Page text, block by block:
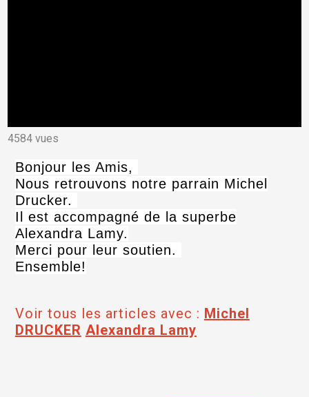
4584 vues
Bonjour les Amis,
Nous retrouvons notre parrain Michel
Drucker.
Il est accompagné de la superbe
Alexandra Lamy.
Merci pour leur soutien.
Ensemble!
Voir tous les articles avec : Michel
DRUCKER Alexandra Lamy